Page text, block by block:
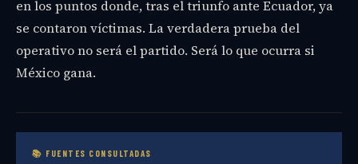
en los puntos donde, tras el triunfo ante Ecuador, ya
se contaron víctimas. La verdadera prueba del
operativo no será el partido. Será lo que ocurra si
México gana.
📚 FUENTES CONSULTADAS